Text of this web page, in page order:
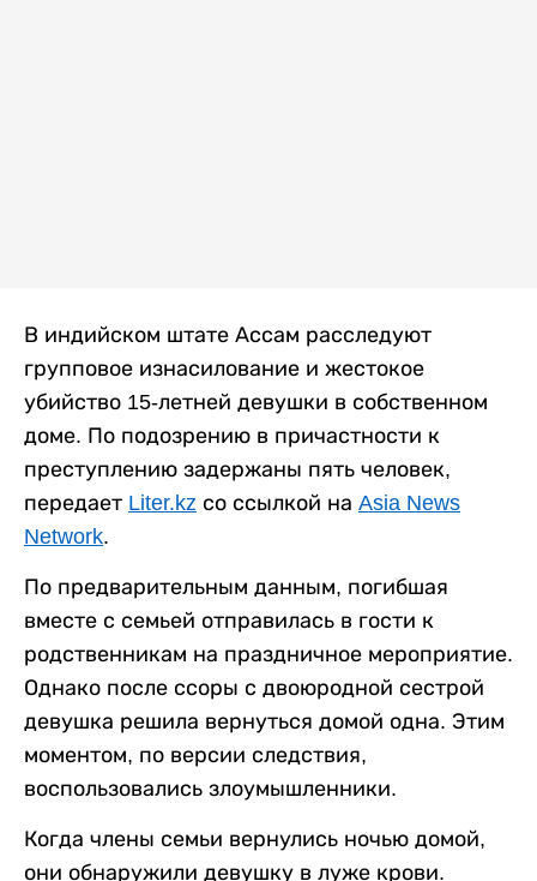
В индийском штате Ассам расследуют
групповое изнасилование и жестокое
убийство 15-летней девушки в собственном
доме. По подозрению в причастности к
преступлению задержаны пять человек,
передает Liter.kz со ссылкой на Asia News
Network.
По предварительным данным, погибшая
вместе с семьей отправилась в гости к
родственникам на праздничное мероприятие.
Однако после ссоры с двоюродной сестрой
девушка решила вернуться домой одна. Этим
моментом, по версии следствия,
воспользовались злоумышленники.
Когда члены семьи вернулись ночью домой,
они обнаружили девушку в луже крови.